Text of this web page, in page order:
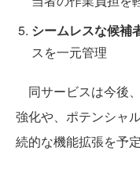
シームレスな候補
スを一元管理
同サービスは今後
強化や、ポテンシャ
続的な機能拡張を予